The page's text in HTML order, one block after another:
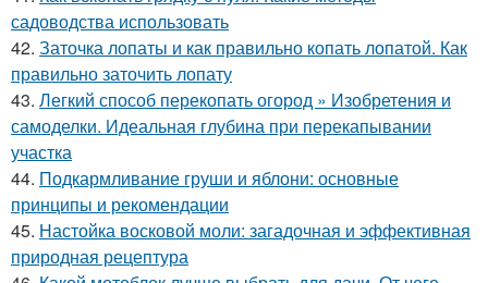
садоводства использовать
42. Заточка лопаты и как правильно копать лопатой. Как
правильно заточить лопату
43. Легкий способ перекопать огород » Изобретения и
самоделки. Идеальная глубина при перекапывании
участка
44. Подкармливание груши и яблони: основные
принципы и рекомендации
45. Настойка восковой моли: загадочная и эффективная
природная рецептура